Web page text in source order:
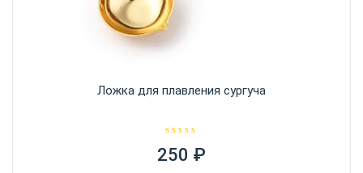
Ложка для плавления сургуча
ц
е
250 ₽